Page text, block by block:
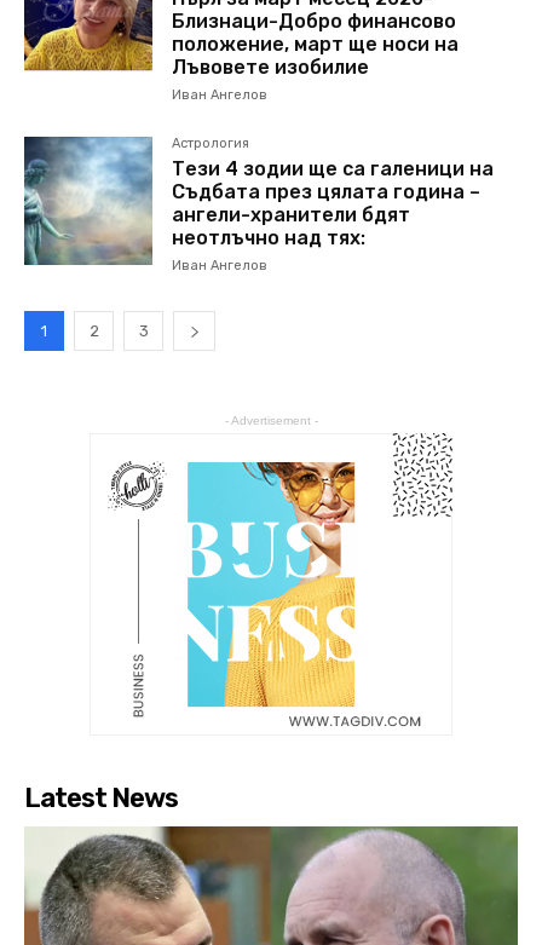
Близнаци-Добро финансово
положение, март ще носи на
Лъвовете изобилие
Иван Ангелов
Астрология
Тези 4 зодии ще са галеници на
Съдбата през цялата година –
ангели-хранители бдят
неотлъчно над тях:
Иван Ангелов
1 2 3
- Advertisement -
Latest News